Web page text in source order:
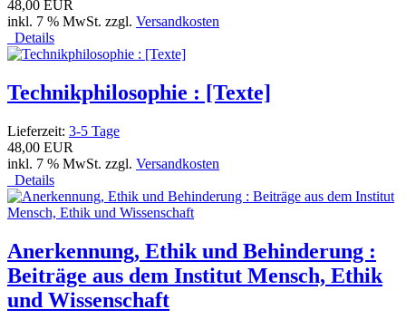
48,00 EUR
inkl. 7 % MwSt. zzgl. Versandkosten
Details
Technikphilosophie : [Texte]
Lieferzeit: 3-5 Tage
48,00 EUR
inkl. 7 % MwSt. zzgl. Versandkosten
Details
Anerkennung, Ethik und Behinderung :
Beiträge aus dem Institut Mensch, Ethik
und Wissenschaft